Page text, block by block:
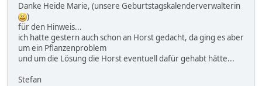
Danke Heide Marie, (unsere Geburtstagskalenderverwalterin
)
für den Hinweis...
ich hatte gestern auch schon an Horst gedacht, da ging es aber
um ein Pflanzenproblem
und um die Lösung die Horst eventuell dafür gehabt hätte...
Stefan